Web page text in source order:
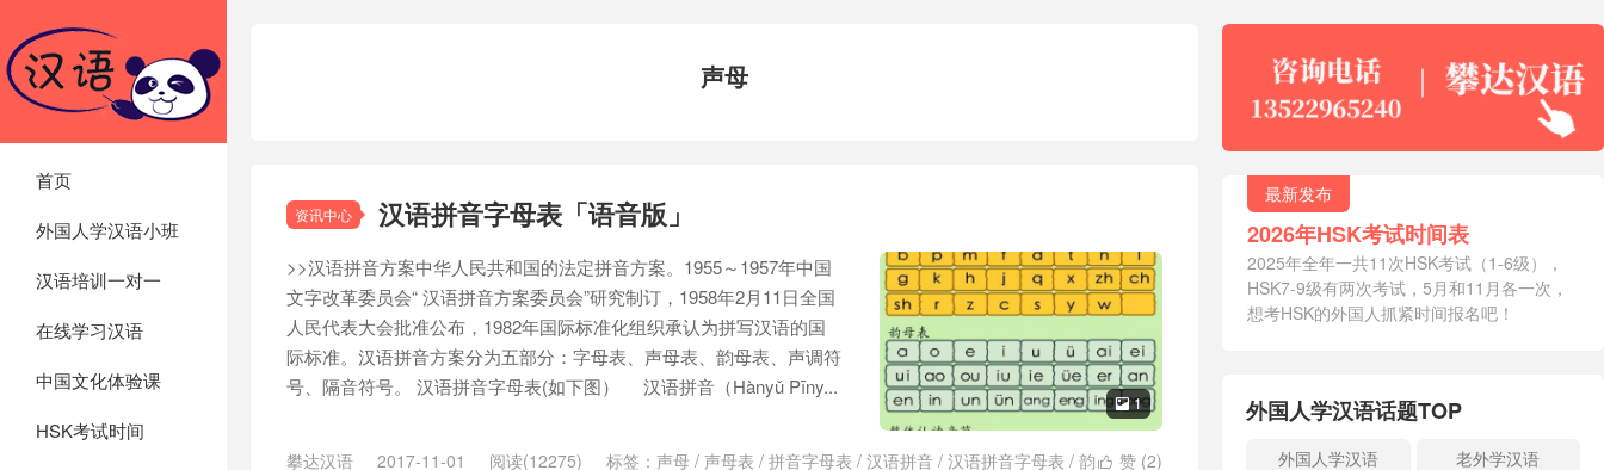
首页
外国人学汉语小班
汉语培训一对一
在线学习汉语
中国文化体验课
HSK考试时间
声母
资讯中心 汉语拼音字母表「语音版」
 1
>>汉语拼音方案中华人民共和国的法定拼音方案。1955～1957年中国
文字改革委员会“ 汉语拼音方案委员会”研究制订，1958年2月11日全国
人民代表大会批准公布，1982年国际标准化组织承认为拼写汉语的国
际标准。汉语拼音方案分为五部分：字母表、声母表、韵母表、声调符
号、隔音符号。 汉语拼音字母表(如下图） 汉语拼音（Hànyǔ Pīny...
 赞 (2)
攀达汉语 2017-11-01 阅读(12275) 标签： 声母 / 声母表 / 拼音字母表 / 汉语拼音 / 汉语拼音字母表 / 韵
最新发布
2026年HSK考试时间表
2025年全年一共11次HSK考试（1-6级），
HSK7-9级有两次考试，5月和11月各一次，
想考HSK的外国人抓紧时间报名吧！
外国人学汉语话题TOP
外国人学汉语
老外学汉语